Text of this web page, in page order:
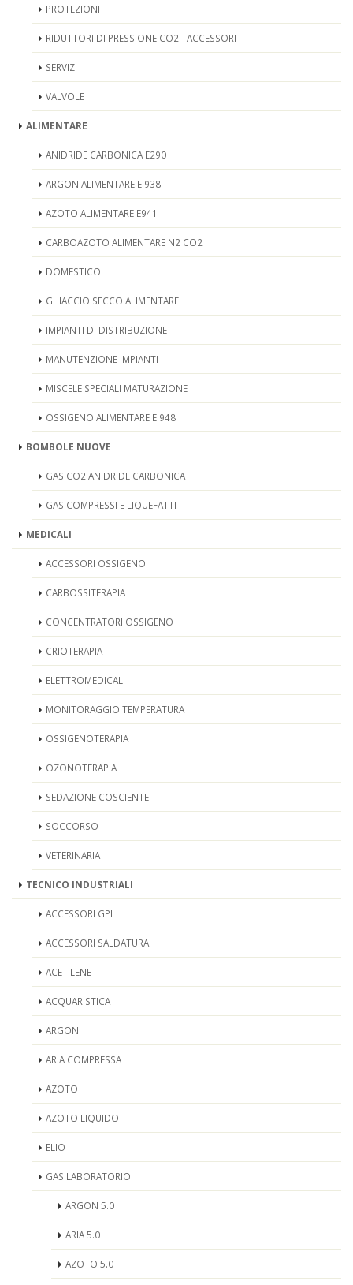
PROTEZIONI
RIDUTTORI DI PRESSIONE CO2 - ACCESSORI
SERVIZI
VALVOLE
ALIMENTARE
ANIDRIDE CARBONICA E290
ARGON ALIMENTARE E 938
AZOTO ALIMENTARE E941
CARBOAZOTO ALIMENTARE N2 CO2
DOMESTICO
GHIACCIO SECCO ALIMENTARE
IMPIANTI DI DISTRIBUZIONE
MANUTENZIONE IMPIANTI
MISCELE SPECIALI MATURAZIONE
OSSIGENO ALIMENTARE E 948
BOMBOLE NUOVE
GAS CO2 ANIDRIDE CARBONICA
GAS COMPRESSI E LIQUEFATTI
MEDICALI
ACCESSORI OSSIGENO
CARBOSSITERAPIA
CONCENTRATORI OSSIGENO
CRIOTERAPIA
ELETTROMEDICALI
MONITORAGGIO TEMPERATURA
OSSIGENOTERAPIA
OZONOTERAPIA
SEDAZIONE COSCIENTE
SOCCORSO
VETERINARIA
TECNICO INDUSTRIALI
ACCESSORI GPL
ACCESSORI SALDATURA
ACETILENE
ACQUARISTICA
ARGON
ARIA COMPRESSA
AZOTO
AZOTO LIQUIDO
ELIO
GAS LABORATORIO
ARGON 5.0
ARIA 5.0
AZOTO 5.0